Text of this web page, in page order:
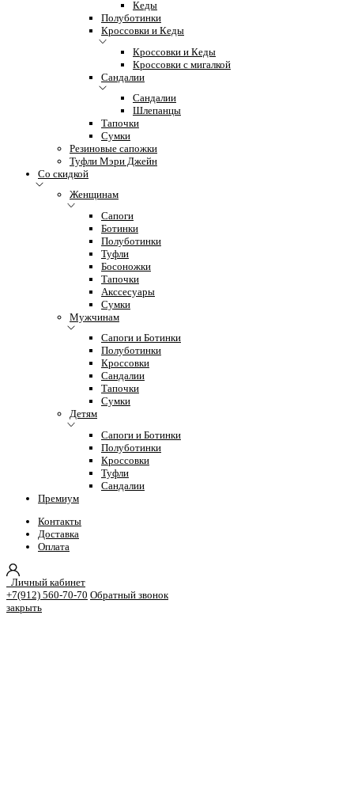
Кеды
Полуботинки
Кроссовки и Кеды
Кроссовки и Кеды
Кроссовки с мигалкой
Сандалии
Сандалии
Шлепанцы
Тапочки
Сумки
Резиновые сапожки
Туфли Мэри Джейн
Со скидкой
Женщинам
Сапоги
Ботинки
Полуботинки
Туфли
Босоножки
Тапочки
Акссесуары
Сумки
Мужчинам
Сапоги и Ботинки
Полуботинки
Кроссовки
Сандалии
Тапочки
Сумки
Детям
Сапоги и Ботинки
Полуботинки
Кроссовки
Туфли
Сандалии
Премиум
Контакты
Доставка
Оплата
Личный кабинет
+7(912) 560-70-70 Обратный звонок
закрыть